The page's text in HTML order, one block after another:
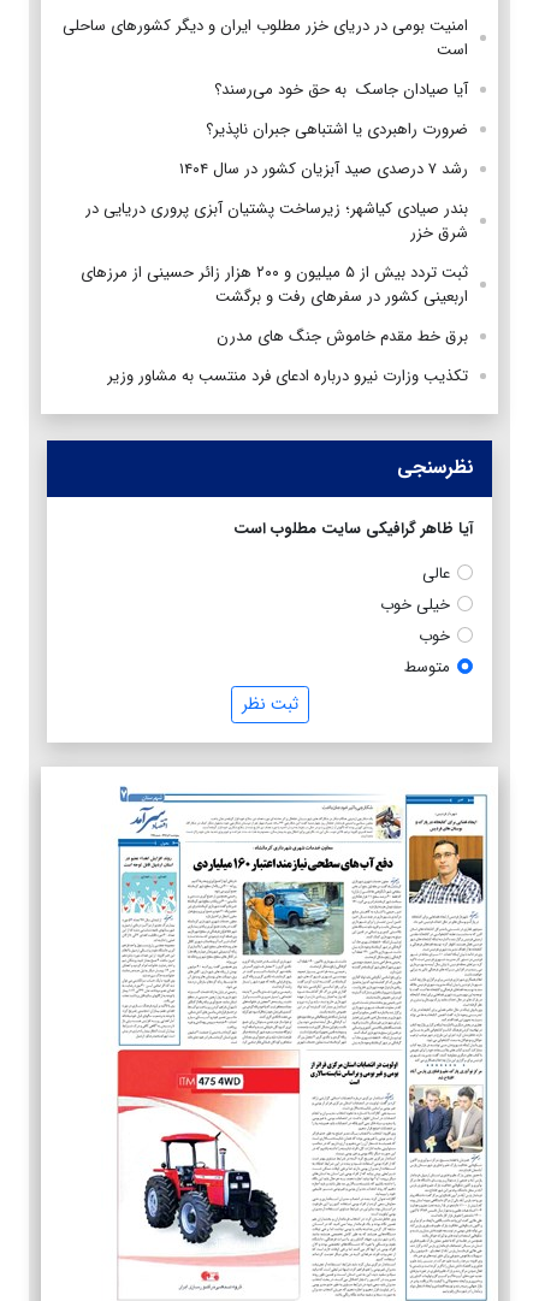
امنیت بومی در دریای خزر مطلوب ایران و دیگر کشورهای ساحلی
است
آیا صیادان جاسک به حق خود می‌رسند؟
ضرورت راهبردی یا اشتباهی جبران ناپذیر؟
رشد ۷ درصدی صید آبزیان کشور در سال ۱۴۰۴
بندر صیادی کیاشهر؛ زیرساخت پشتیان آبزی پروری دریایی در
شرق خزر
ثبت تردد بیش از ۵ میلیون و ۲۰۰ هزار زائر حسینی از مرزهای
اربعینی کشور در سفرهای رفت و برگشت
برق خط مقدم خاموش جنگ های مدرن
تکذیب وزارت نیرو درباره ادعای فرد منتسب به مشاور وزیر
نظرسنجی
آیا ظاهر گرافیکی سایت مطلوب است
عالی
خیلی خوب
خوب
متوسط
ثبت نظر